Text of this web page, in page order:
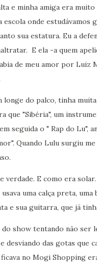
e minha amiga era muito
escola onde estudávamos
sua estatura. Eu a
E ela -a quem
de meu amor por Luiz
longe do palco, tinha
que "Sibéria", um
seguida o " Rap do Lu",
Quando Lulu surgiu
verdade. E como era
uma calça preta,
e sua guitarra, que já
show tentando não ser
desviando das gotas que
no Mogi Shopping